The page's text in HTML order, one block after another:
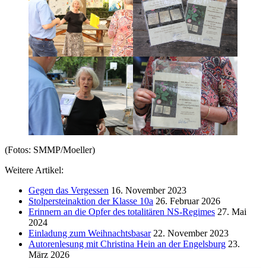
(Fotos: SMMP/Moeller)
Weitere Artikel:
Gegen das Vergessen 16. November 2023
Stolpersteinaktion der Klasse 10a 26. Februar 2026
Erinnern an die Opfer des totalitären NS-Regimes 27. Mai
2024
Einladung zum Weihnachtsbasar22. November 2023
Autorenlesung mit Christina Hein an der Engelsburg 23.
März 2026